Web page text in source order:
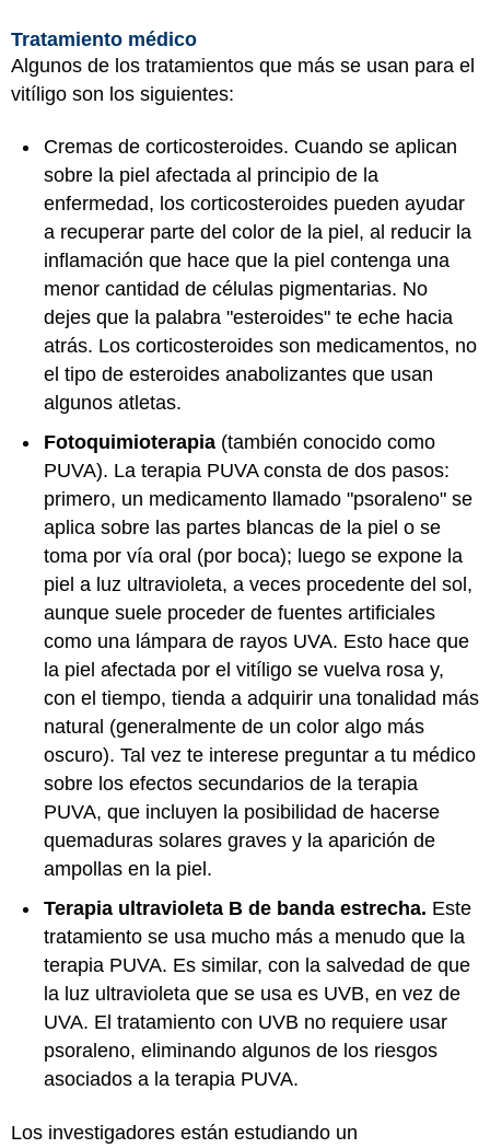
Tratamiento médico
Algunos de los tratamientos que más se usan para el
vitíligo son los siguientes:
Cremas de corticosteroides. Cuando se aplican
sobre la piel afectada al principio de la
enfermedad, los corticosteroides pueden ayudar
a recuperar parte del color de la piel, al reducir la
inflamación que hace que la piel contenga una
menor cantidad de células pigmentarias. No
dejes que la palabra "esteroides" te eche hacia
atrás. Los corticosteroides son medicamentos, no
el tipo de esteroides anabolizantes que usan
algunos atletas.
Fotoquimioterapia (también conocido como
PUVA). La terapia PUVA consta de dos pasos:
primero, un medicamento llamado "psoraleno" se
aplica sobre las partes blancas de la piel o se
toma por vía oral (por boca); luego se expone la
piel a luz ultravioleta, a veces procedente del sol,
aunque suele proceder de fuentes artificiales
como una lámpara de rayos UVA. Esto hace que
la piel afectada por el vitíligo se vuelva rosa y,
con el tiempo, tienda a adquirir una tonalidad más
natural (generalmente de un color algo más
oscuro). Tal vez te interese preguntar a tu médico
sobre los efectos secundarios de la terapia
PUVA, que incluyen la posibilidad de hacerse
quemaduras solares graves y la aparición de
ampollas en la piel.
Terapia ultravioleta B de banda estrecha. Este
tratamiento se usa mucho más a menudo que la
terapia PUVA. Es similar, con la salvedad de que
la luz ultravioleta que se usa es UVB, en vez de
UVA. El tratamiento con UVB no requiere usar
psoraleno, eliminando algunos de los riesgos
asociados a la terapia PUVA.
Los investigadores están estudiando un